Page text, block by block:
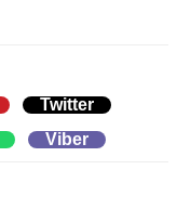
Twitter
Viber